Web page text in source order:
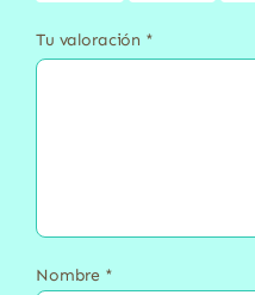
Tu valoración *
Nombre *